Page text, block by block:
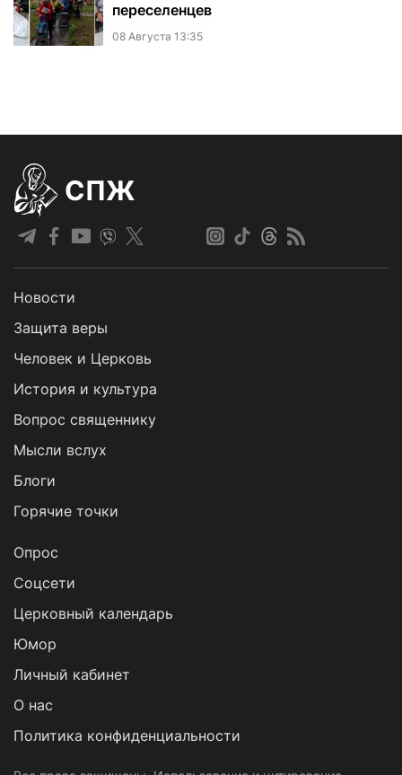
переселенцев
08 Августа 13:35
СПЖ
Новости
Защита веры
Человек и Церковь
История и культура
Вопрос священнику
Мысли вслух
Блоги
Горячие точки
Опрос
Cоцсети
Церковный календарь
Юмор
Личный кабинет
О нас
Политика конфиденциальности